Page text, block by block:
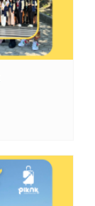
Lihat Detail